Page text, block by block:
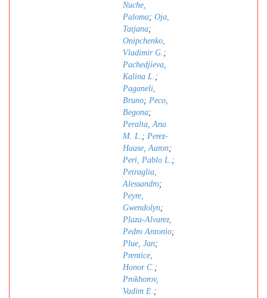
Nuche,
Paloma; Oja,
Tatjana;
Onipchenko,
Vladimir G. ;
Pachedjieva,
Kalina L. ;
Paganeli,
Bruno; Peco,
Begona;
Peralta, Ana
M. L. ; Perez-
Haase, Aaron;
Peri, Pablo L. ;
Petraglia,
Alessandro;
Peyre,
Gwendolyn;
Plaza-Alvarez,
Pedro Antonio;
Plue, Jan;
Prentice,
Honor C. ;
Prokhorov,
Vadim E. ;